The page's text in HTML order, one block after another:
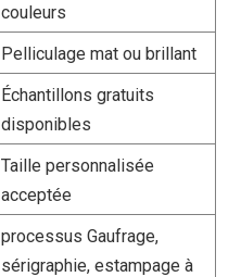
couleurs
Pelliculage mat ou brillant
Échantillons gratuits
disponibles
Taille personnalisée
acceptée
processus Gaufrage,
sérigraphie, estampage à